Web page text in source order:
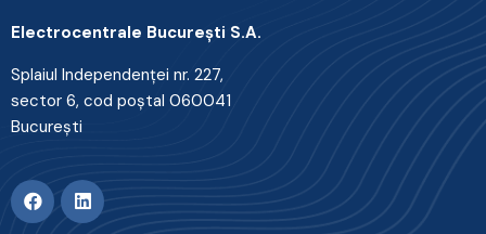
Electrocentrale Bucureşti S.A.
Splaiul Independenţei nr. 227,
sector 6, cod poştal 060041
Bucureşti